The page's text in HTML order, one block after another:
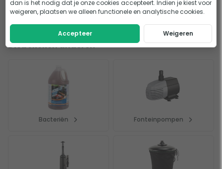
In mijn winkelwagen
Dit bekeken anderen
Bacteriën Fonteinpompen
dan is het nodig dat je onze cookies accepteert. Indien je kiest voor
weigeren, plaatsen we alleen functionele en analytische cookies.
Accepteer Weigeren